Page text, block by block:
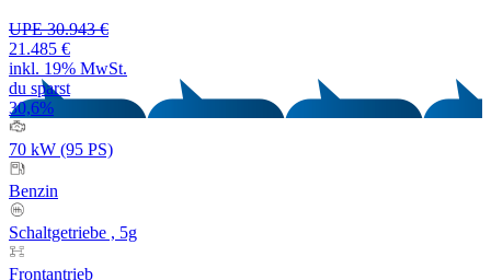
UPE 30.943 €
21.485 €
inkl. 19% MwSt.
du sparst
30,6%
70 kW (95 PS)
Benzin
Schaltgetriebe , 5g
Frontantrieb